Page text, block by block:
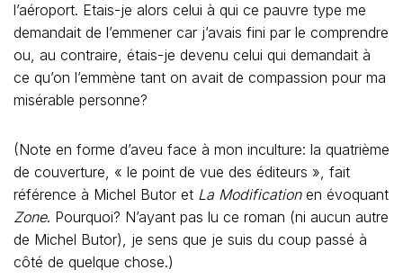
l’aéroport. Etais-je alors celui à qui ce pauvre type me
demandait de l’emmener car j’avais fini par le comprendre
ou, au contraire, étais-je devenu celui qui demandait à
ce qu’on l’emmène tant on avait de compassion pour ma
misérable personne?
(Note en forme d’aveu face à mon inculture: la quatrième
de couverture, « le point de vue des éditeurs », fait
référence à Michel Butor et La Modificationen évoquant
Zone. Pourquoi? N’ayant pas lu ce roman (ni aucun autre
de Michel Butor), je sens que je suis du coup passé à
côté de quelque chose.)